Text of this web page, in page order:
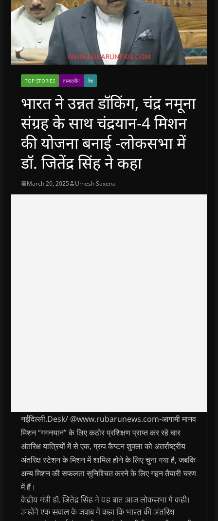
TOP STORIES ताजातरीन देश
भारत ने उन्नत डॉकिंग, चंद्र नमूना
संग्रह के साथ चंद्रयान-4 मिशन
की योजना बनाई -लोकसभा में
डॉ. जितेंद्र सिंह ने कहा
March 20, 2025 Umesh Saxena
नईदिल्ली.Desk/ @www.rubarunews.com-आगामी मानव
मिशन “गगनयान” के लिए कठोर प्रशिक्षण प्राप्त कर रहे चार
अंतरिक्ष यात्रियों में से एक, ग्रुप कैप्टन शुक्ला को अंतर्राष्ट्रीय
अंतरिक्ष स्टेशन के मिशन में शामिल होने के लिए चुना गया है, जबकि
अन्य मिशन की सफलता सुनिश्चित करने के लिए गहन तैयारी चरण
में हैं।
केंद्रीय मंत्री डॉ. जितेंद्र सिंह ने यह बात आज लोकसभा में कही।
उन्होंने एक सवाल के जवाब में कहा कि भारत की अंतरिक्ष